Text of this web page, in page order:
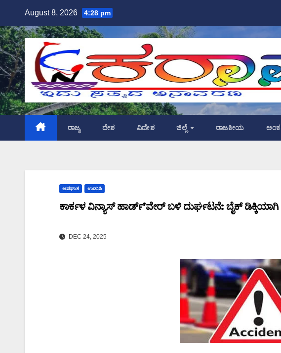
content
August 8, 2026 4:28 pm
ರಾಜ್ಯ ದೇಶ ವಿದೇಶ ಜಿಲ್ಲೆ ರಾಜಕೀಯ
ಅಪಘಾತ ಉಡುಪಿ
ಕಾರ್ಕಳ ವಿನ್ಯಾಸ್ ಹಾರ್ಡ್’ವೇರ್ ಬಳಿ ದುರ್ಘಟನೆ: ಬೈಕ್ ಡಿಕ್ಕಿಯಾಗಿ
DEC 24, 2025